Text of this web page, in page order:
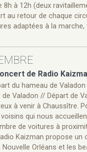
8h à 12h (deux
au retour de chaque
adaptées à la
de Radio
du hameau de
Valadon // Départ de
à venir à Chaussître.
qui nous
de voitures à
Kaizman propose
Orléans et les